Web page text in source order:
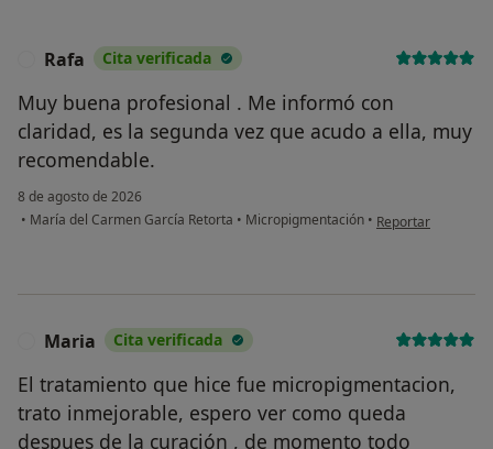
Rafa Cita verificada
Muy buena profesional . Me informó con
claridad, es la segunda vez que acudo a ella, muy
recomendable.
8 de agosto de 2026
• María del Carmen García Retorta • Micropigmentación • en opinión del
Reportar
Maria Cita verificada
El tratamiento que hice fue micropigmentacion,
trato inmejorable, espero ver como queda
despues de la curación , de momento todo